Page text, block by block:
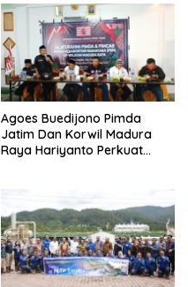
Agoes Buedijono Pimda
Jatim Dan Korwil Madura
Raya Hariyanto Perkuat